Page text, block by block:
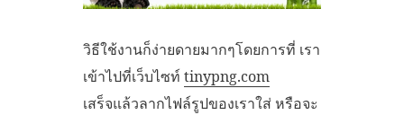
วิธีใช้งานก็ง่ายดายมากๆโดยการที่ เรา
เข้าไปที่เว็บไซท์ tinypng.com
เสร็จแล้วลากไฟล์รูปของเราใส่ หรือจะ